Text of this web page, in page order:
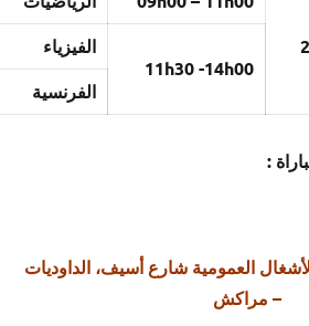
11h30 -14h00
الفيزياء
الفرنسية
:
العمومية شارع أسيف، الداوديات
– مراكش